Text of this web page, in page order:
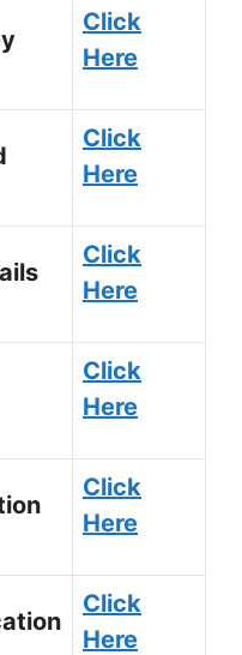
Click
Here
Click
Here
Click
Here
Click
Here
Click
Here
Click
Here